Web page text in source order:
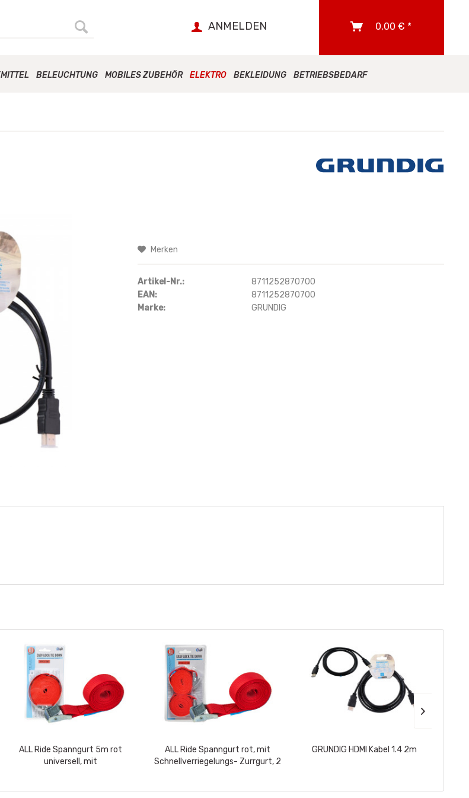
ANMELDEN 0,00 € *
BELEUCHTUNG MOBILES ZUBEHÖR ELEKTRO BEKLEIDUNG BETRIEBSBEDARF
Merken
Artikel-Nr.:
8711252870700
EAN:
8711252870700
Marke:
GRUNDIG
ALL Ride Spanngurt 5m rot
universell, mit
ALL Ride Spanngurt rot, mit
Schnellverriegelungs- Zurrgurt, 2
GRUNDIG HDMI Kabel 1.4 2m